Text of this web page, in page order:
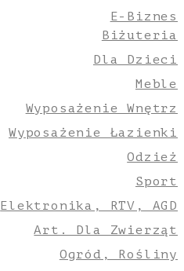
E-Biznes
Biżuteria
Dla Dzieci
Meble
Wyposażenie Wnętrz
Wyposażenie Łazienki
Odzież
Sport
Elektronika, RTV, AGD
Art. Dla Zwierząt
Ogród, Rośliny